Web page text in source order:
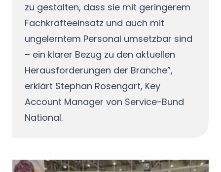
zu gestalten, dass sie mit geringerem
Fachkräfteeinsatz und auch mit
ungelerntem Personal umsetzbar sind
– ein klarer Bezug zu den aktuellen
Herausforderungen der Branche”,
erklärt Stephan Rosengart, Key
Account Manager von Service-Bund
National.